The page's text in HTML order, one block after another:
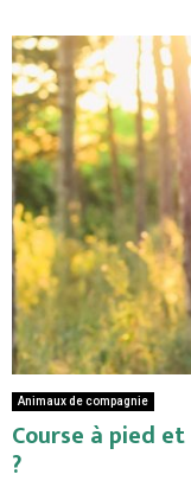
Animaux de compagnie
Course à pied
?